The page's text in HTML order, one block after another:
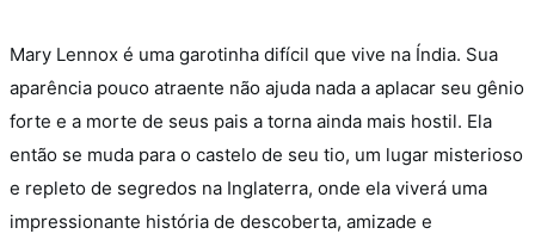
Mary Lennox é uma garotinha difícil que vive na Índia. Sua
aparência pouco atraente não ajuda nada a aplacar seu gênio
forte e a morte de seus pais a torna ainda mais hostil. Ela
então se muda para o castelo de seu tio, um lugar misterioso
e repleto de segredos na Inglaterra, onde ela viverá uma
impressionante história de descoberta, amizade e